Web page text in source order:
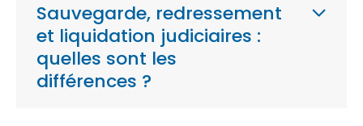
Sauvegarde, redressement
et liquidation judiciaires :
quelles sont les
différences ?